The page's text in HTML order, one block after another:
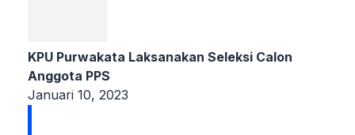
KPU Purwakata Laksanakan Seleksi Calon
Anggota PPS
Januari 10, 2023